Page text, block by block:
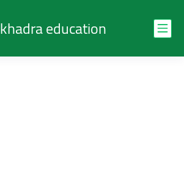
education